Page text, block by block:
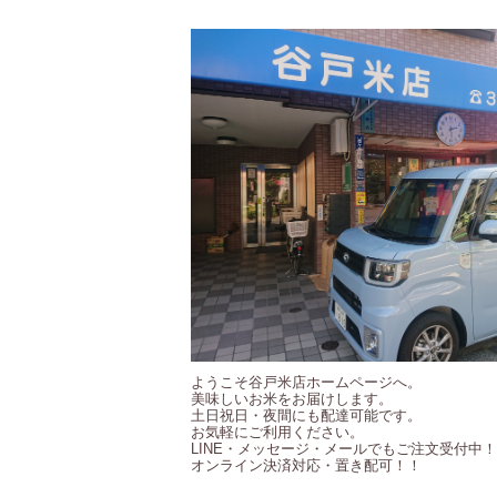
ようこそ谷戸米店ホームページへ。
美味しいお米をお届けします。
土日祝日・夜間にも配達可能です。
お気軽にご利用ください。
LINE・メッセージ・メールでもご注文受付中
オンライン決済対応・置き配可！！